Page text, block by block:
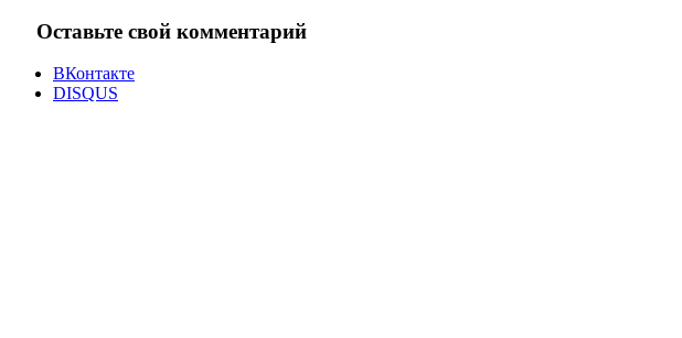
Оставьте свой комментарий
ВКонтакте
DISQUS